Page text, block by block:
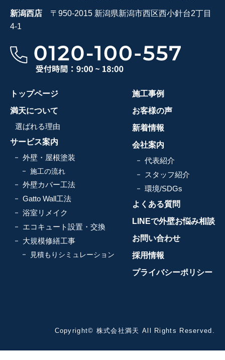
新潟西店 〒950-2015 新潟県新潟市西区西小針台2丁目
4-1
トップページ
満天について
選ばれる理由
サービス案内
外壁・屋根塗装
施工の流れ
外壁カバー工法
Gatto Wall工法
浴室リメイク
エコキュート設置・交換
大規模修繕工事
見積もりシミュレーション
施工事例
お客様の声
新着情報
会社案内
代表紹介
スタッフ紹介
環境/SDGs
よくある質問
LINEで外壁お悩み相談
お問い合わせ
採用情報
プライバシーポリシー
Copyright© 株式会社満天 All Rights Reserved.